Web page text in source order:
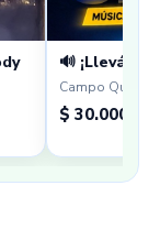
🔊 ¡Llevá tu
Campo
$ 30.000